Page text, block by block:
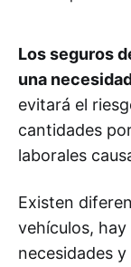
Los seguros
una
evitará el
cantidades
laborales
Existen
vehículos,
necesidades